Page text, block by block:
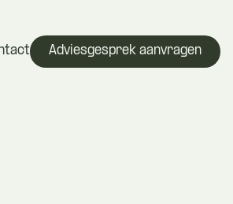
Adviesgesprek aanvragen